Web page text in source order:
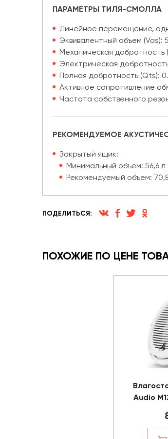
ПАРАМЕТРЫ ТИЛЯ-СМОЛЛА
Линейное перемещение,
Эквивалентный объем (Vas):
Механическая добротность
Электрическая
Полная добротность (Qts):
Активное сопротивление
Частота собственного
РЕКОМЕНДУЕМОЕ
Закрытый ящик:
Минимальный объем: 56,6 л
Рекомендуемый объем:
ПОДЕЛИТЬСЯ:
ПОХОЖИЕ ПО ЦЕНЕ
Audio